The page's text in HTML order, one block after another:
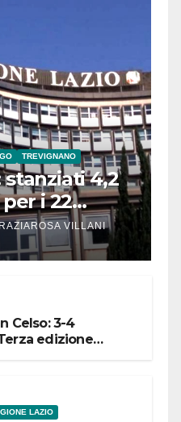
TREVIGNANO
stanziati 4,2
i 22
VILLANI
Celso: 3-4
edizione
LAZIO